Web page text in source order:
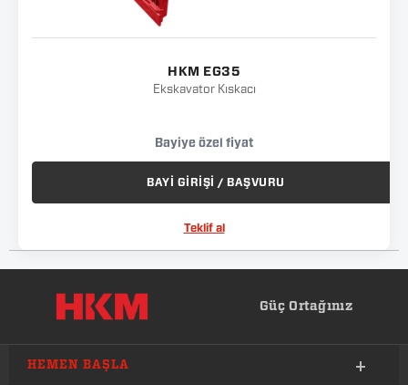
HKM EG35
Ekskavator Kıskacı
Bayiye özel fiyat
BAYİ GİRİŞİ / BAŞVURU
Teklif al
Güç Ortağınız
HEMEN BAŞLA